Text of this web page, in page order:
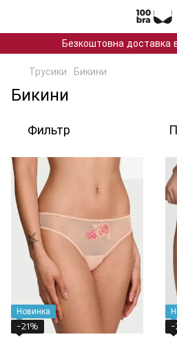
Безкоштовна доставка
Трусики Бикини
Бикини
Фильтр
Новинка
−21%